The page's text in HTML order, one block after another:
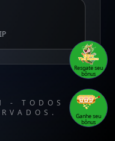
- TODOS OS
Resgate seu
bônus
Ganhe seu
bônus